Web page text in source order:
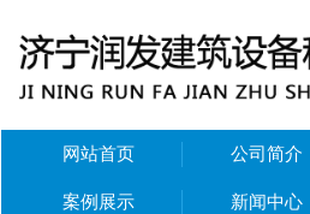
网站首页 公司简介
案例展示 新闻中心